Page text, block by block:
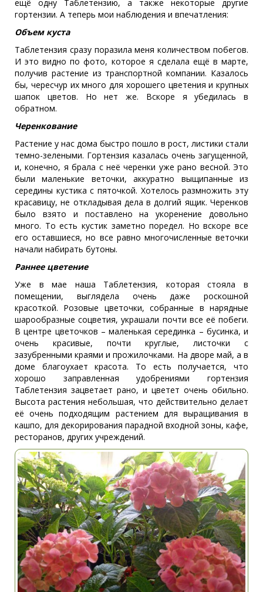
ещё одну Таблетензию, а также некоторые другие
гортензии. А теперь мои наблюдения и впечатления:
Объем куста
Таблетензия сразу поразила меня количеством побегов.
И это видно по фото, которое я сделала ещё в марте,
получив растение из транспортной компании. Казалось
бы, чересчур их много для хорошего цветения и крупных
шапок цветов. Но нет же. Вскоре я убедилась в
обратном.
Черенкование
Растение у нас дома быстро пошло в рост, листики стали
темно-зелеными. Гортензия казалась очень загущенной,
и, конечно, я брала с неё черенки уже рано весной. Это
были маленькие веточки, аккуратно выщипанные из
середины кустика с пяточкой. Хотелось размножить эту
красавицу, не откладывая дела в долгий ящик. Черенков
было взято и поставлено на укоренение довольно
много. То есть кустик заметно поредел. Но вскоре все
его оставшиеся, но все равно многочисленные веточки
начали набирать бутоны.
Раннее цветение
Уже в мае наша Таблетензия, которая стояла в
помещении, выглядела очень даже роскошной
красоткой. Розовые цветочки, собранные в нарядные
шарообразные соцветия, украшали почти все её побеги.
В центре цветочков – маленькая серединка – бусинка, и
очень красивые, почти круглые, листочки с
зазубренными краями и прожилочками. На дворе май, а в
доме благоухает красота. То есть получается, что
хорошо заправленная удобрениями гортензия
Таблетензия зацветает рано, и цветет очень обильно.
Высота растения небольшая, что действительно делает
её очень подходящим растением для выращивания в
кашпо, для декорирования парадной входной зоны, кафе,
ресторанов, других учреждений.